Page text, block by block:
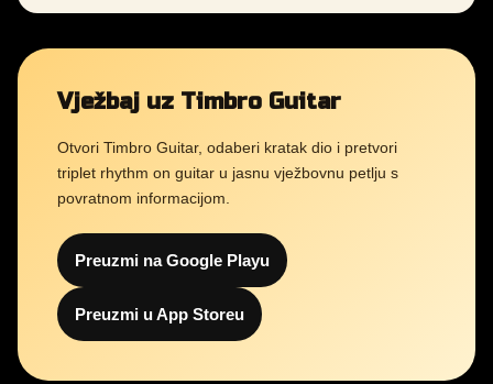
Vježbaj uz Timbro Guitar
Otvori Timbro Guitar, odaberi kratak dio i pretvori
triplet rhythm on guitar u jasnu vježbovnu petlju s
povratnom informacijom.
Preuzmi na Google Playu
Preuzmi u App Storeu